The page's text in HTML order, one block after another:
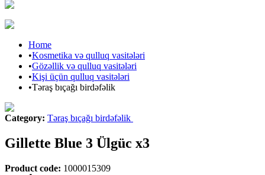
Home
•Kosmetika və qulluq vasitələri
•Gözəllik və qulluq vasitələri
•Kişi üçün qulluq vasitələri
•Təraş bıçağı birdəfəlik
Category: Təraş bıçağı birdəfəlik
Gillette Blue 3 Ülgüc x3
Product code: 1000015309